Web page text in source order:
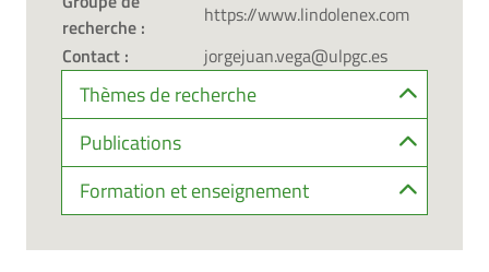
recherche :
https://www.lindolenex.com
Contact :
jorgejuan.vega@ulpgc.es
Thèmes de recherche
Publications
Formation et enseignement